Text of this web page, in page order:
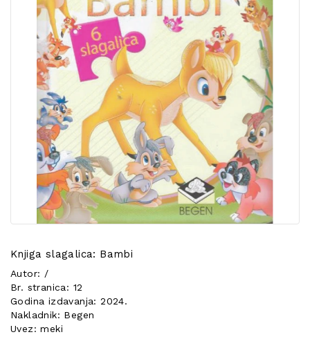
NARUČI
UDŽBENIKE!
BLOG
KONTAKT
POSEBNA
PONUDA
Knjiga slagalica: Bambi
Autor: /
Br. stranica: 12
Godina izdavanja: 2024.
Nakladnik: Begen
Uvez: meki